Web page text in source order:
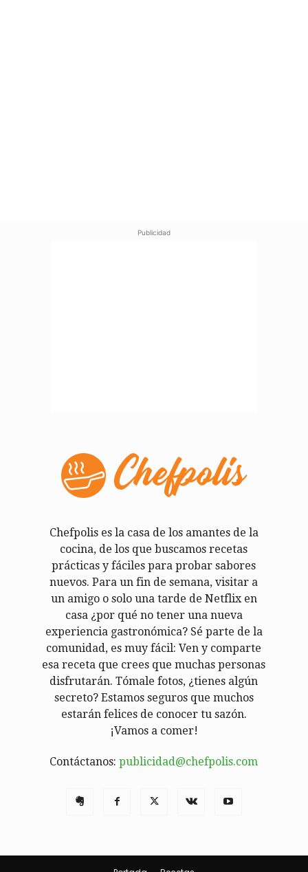
Publicidad
Chefpolis es la casa de los amantes de la
cocina, de los que buscamos recetas
prácticas y fáciles para probar sabores
nuevos. Para un fin de semana, visitar a
un amigo o solo una tarde de Netflix en
casa ¿por qué no tener una nueva
experiencia gastronómica? Sé parte de la
comunidad, es muy fácil: Ven y comparte
esa receta que crees que muchas personas
disfrutarán. Tómale fotos, ¿tienes algún
secreto? Estamos seguros que muchos
estarán felices de conocer tu sazón.
¡Vamos a comer!
Contáctanos:publicidad@chefpolis.com